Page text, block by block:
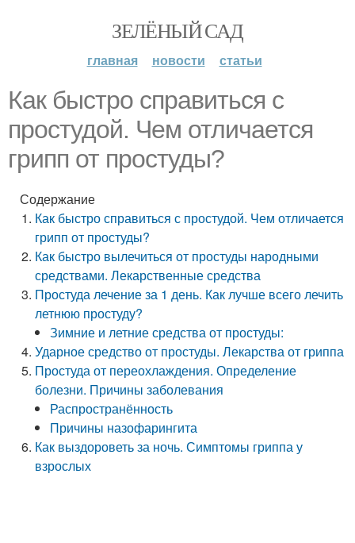
ЗЕЛЁНЫЙ САД
главная новости статьи
Как быстро справиться с
простудой. Чем отличается
грипп от простуды?
Содержание
Как быстро справиться с простудой. Чем отличается
грипп от простуды?
Как быстро вылечиться от простуды народными
средствами. Лекарственные средства
Простуда лечение за 1 день. Как лучше всего лечить
летнюю простуду?
Зимние и летние средства от простуды:
Ударное средство от простуды. Лекарства от гриппа
Простуда от переохлаждения. Определение
болезни. Причины заболевания
Распространённость
Причины назофарингита
Как выздороветь за ночь. Симптомы гриппа у
взрослых